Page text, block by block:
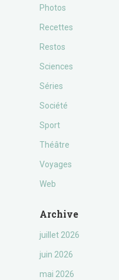
Photos
Recettes
Restos
Sciences
Séries
Société
Sport
Théâtre
Voyages
Web
Archive
juillet 2026
juin 2026
mai 2026